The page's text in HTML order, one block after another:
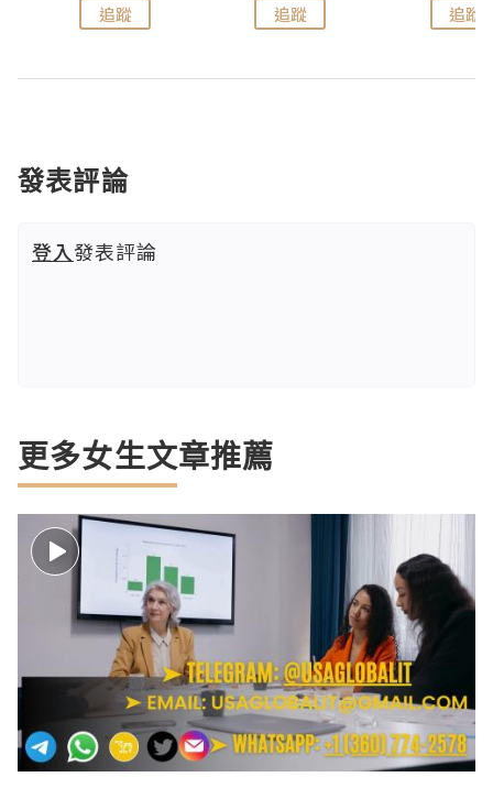
追蹤 追蹤 追蹤
發表評論
登入發表評論
更多女生文章推薦